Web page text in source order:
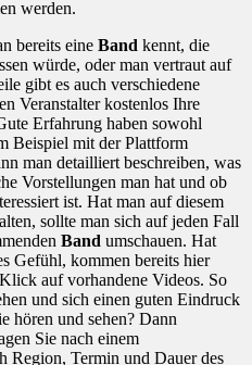
werden.
bereits eine Band kennt, die
würde, oder man vertraut auf
gibt es auch verschiedene
Veranstalter kostenlos Ihre
Erfahrung haben sowohl
Beispiel mit der Plattform
man detailliert beschreiben, was
Vorstellungen man hat und ob
ist. Hat man auf diesem
sollte man sich auf jeden Fall
Band umschauen. Hat
Gefühl, kommen bereits hier
auf vorhandene Videos. So
und sich einen guten Eindruck
hören und sehen? Dann
Sie nach einem
Region, Termin und Dauer des